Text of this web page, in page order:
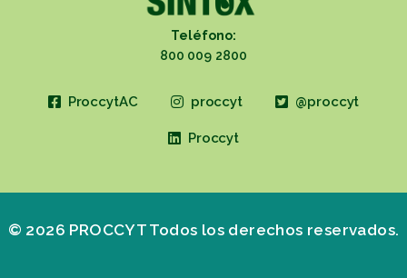
Teléfono:
800 009 2800
ProccytAC proccyt @proccyt
Proccyt
© 2026 PROCCYT Todos los derechos reservados.